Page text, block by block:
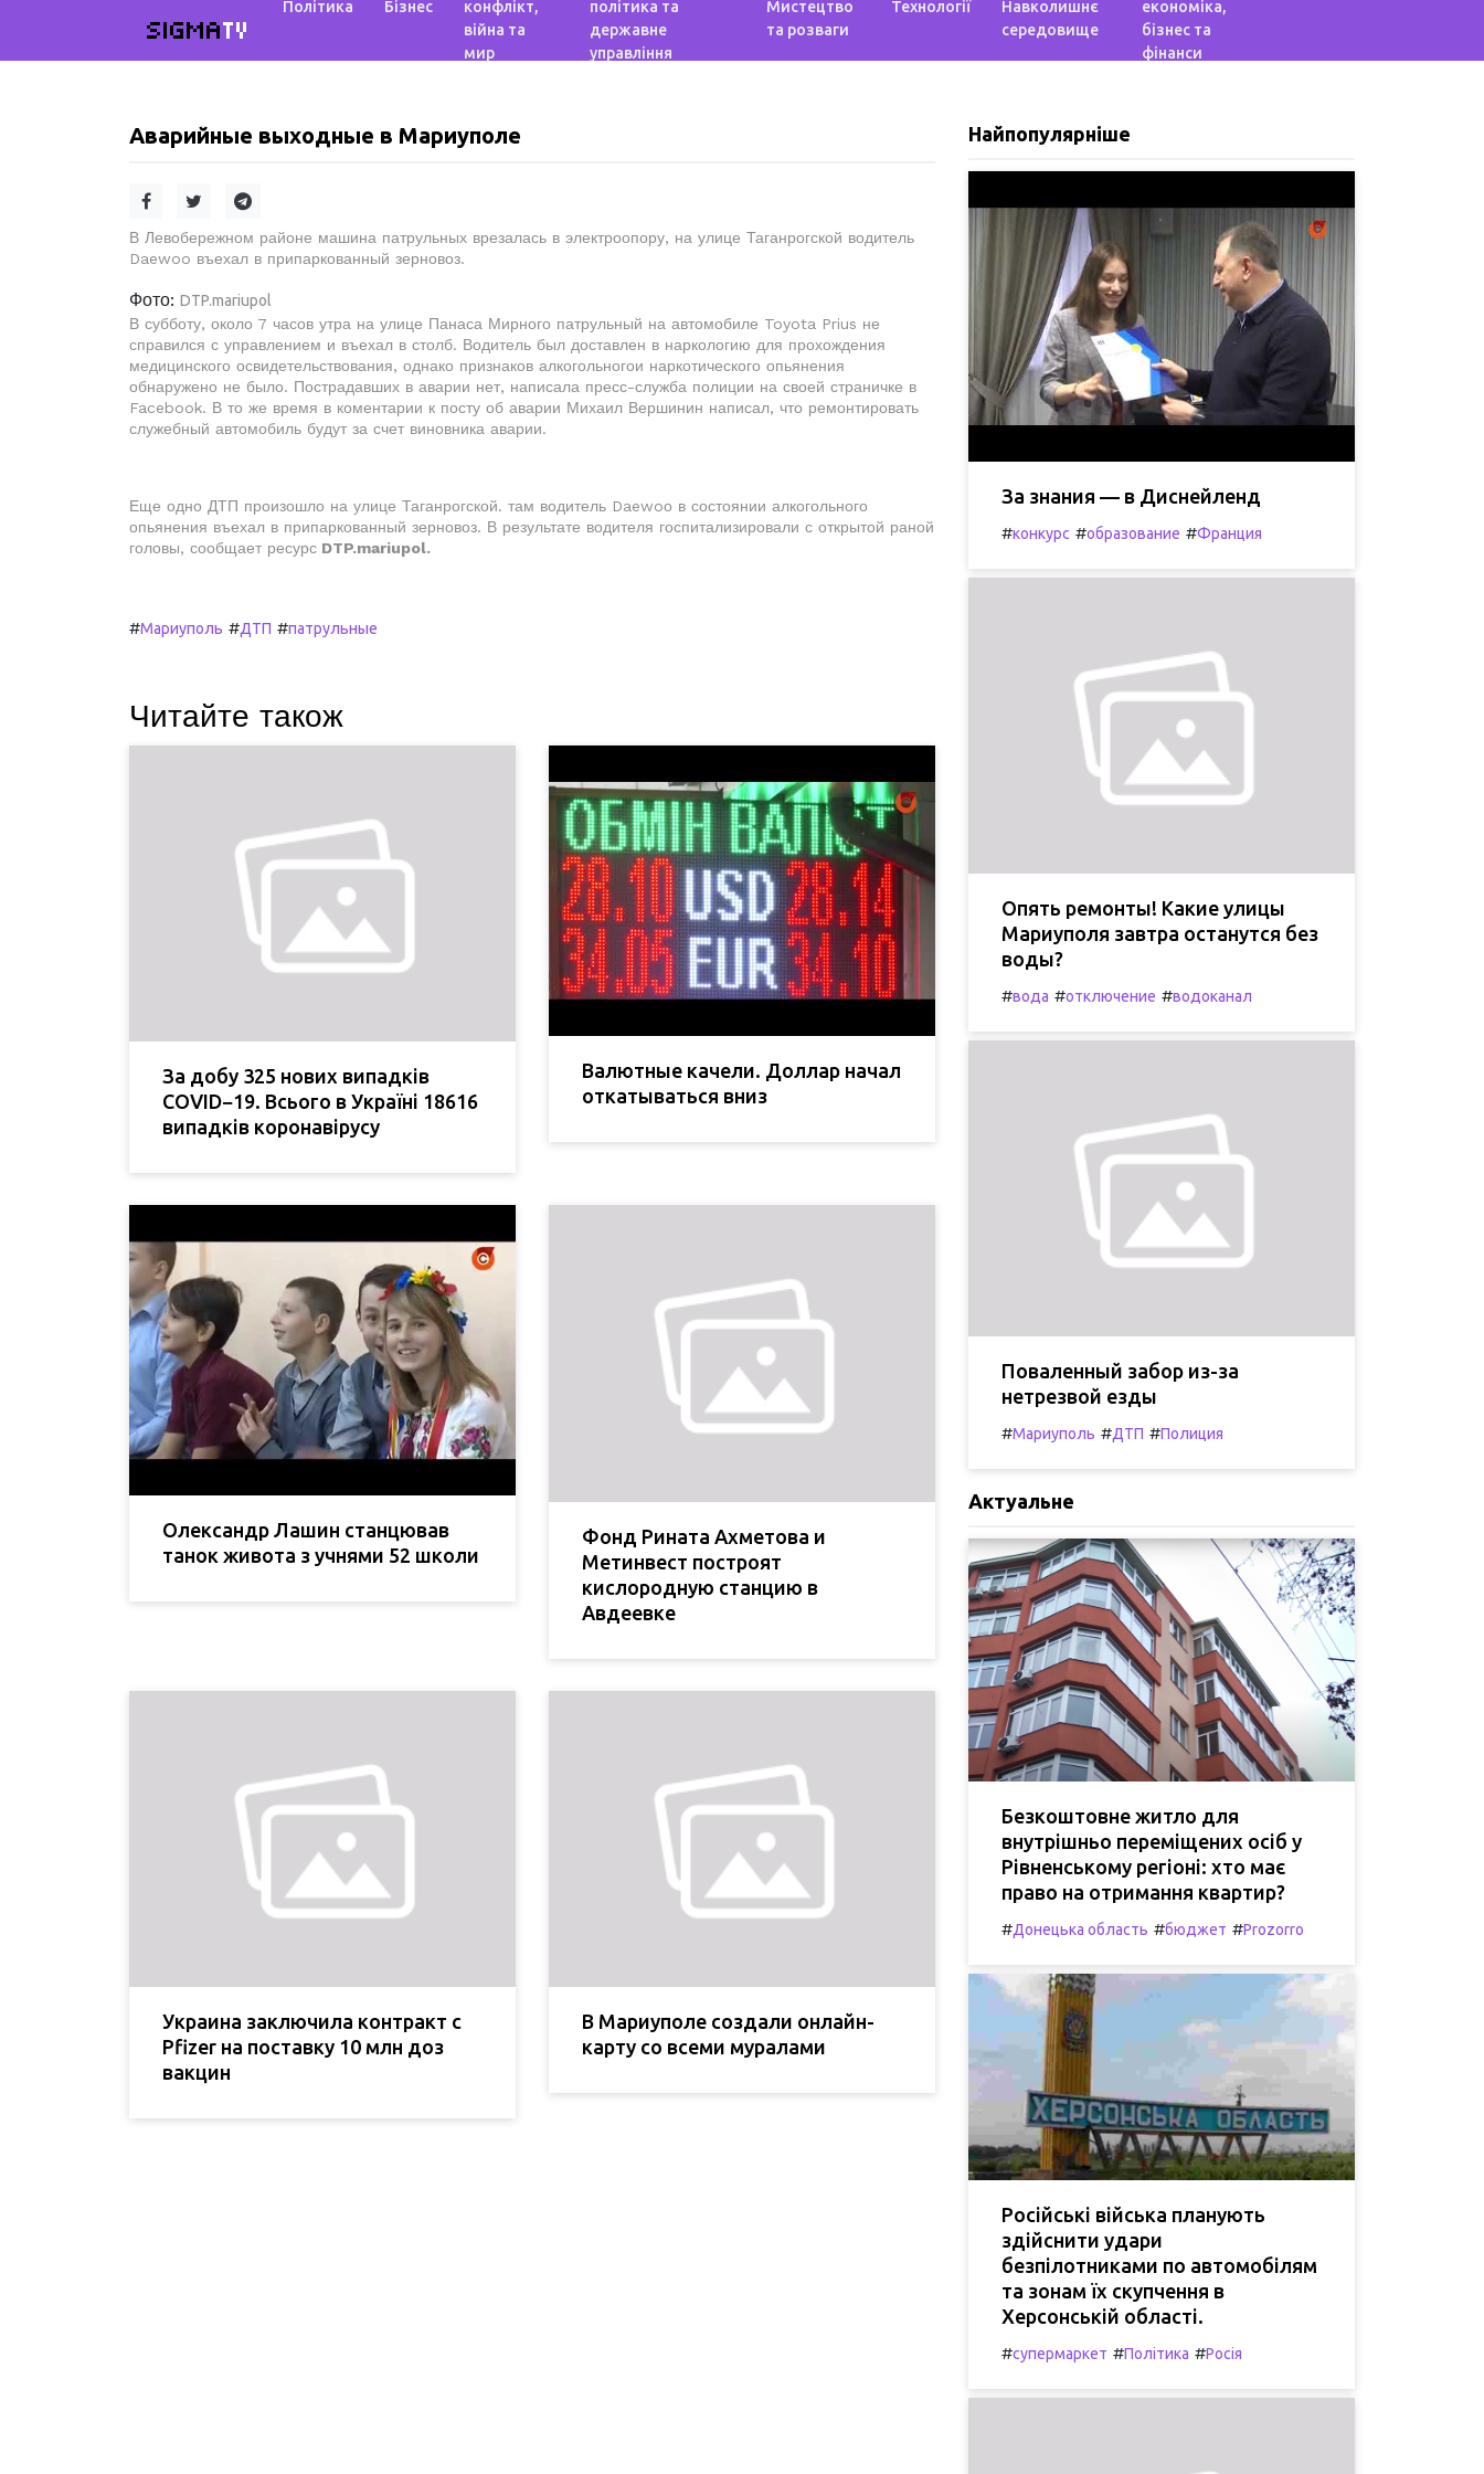
SIGMATV
Політика Бізнес
конфлікт,
війна та
мир
політика та
державне
управління
Мистецтво
та розваги
Технології
Навколишнє
середовище
економіка,
бізнес та
фінанси
Аварийные выходные в Мариуполе
В Левобережном районе машина патрульных врезалась в электроопору, на улице Таганрогской водитель
Daewoo въехал в припаркованный зерновоз.
Фото: DTP.mariupol
В субботу, около 7 часов утра на улице Панаса Мирного патрульный на автомобиле Toyota Prius не
справился с управлением и въехал в столб. Водитель был доставлен в наркологию для прохождения
медицинского освидетельствования, однако признаков алкогольногои наркотического опьянения
обнаружено не было. Пострадавших в аварии нет, написала пресс-служба полиции на своей страничке в
Facebook. В то же время в коментарии к посту об аварии Михаил Вершинин написал, что ремонтировать
служебный автомобиль будут за счет виновника аварии.
Еще одно ДТП произошло на улице Таганрогской. там водитель Daewoо в состоянии алкогольного
опьянения въехал в припаркованный зерновоз. В результате водителя госпитализировали с открытой раной
головы, сообщает ресурс DTP.mariupol.
#Мариуполь #ДТП #патрульные
Читайте також
За добу 325 нових випадків
COVID−19. Всього в Україні 18616
випадків коронавірусу
Валютные качели. Доллар начал
откатываться вниз
Олександр Лашин станцював
танок живота з учнями 52 школи
Фонд Рината Ахметова и
Метинвест построят
кислородную станцию в
Авдеевке
Украина заключила контракт с
Pfizer на поставку 10 млн доз
вакцин
В Мариуполе создали онлайн-
карту со всеми муралами
Найпопулярніше
За знания — в Диснейленд
#конкурс #образование #Франция
Опять ремонты! Какие улицы
Мариуполя завтра останутся без
воды?
#вода #отключение #водоканал
Поваленный забор из-за
нетрезвой езды
#Мариуполь #ДТП #Полиция
Актуальне
Безкоштовне житло для
внутрішньо переміщених осіб у
Рівненському регіоні: хто має
право на отримання квартир?
#Донецька область #бюджет #Prozorro
Російські війська планують
здійснити удари
безпілотниками по автомобілям
та зонам їх скупчення в
Херсонській області.
#супермаркет #Політика #Росія